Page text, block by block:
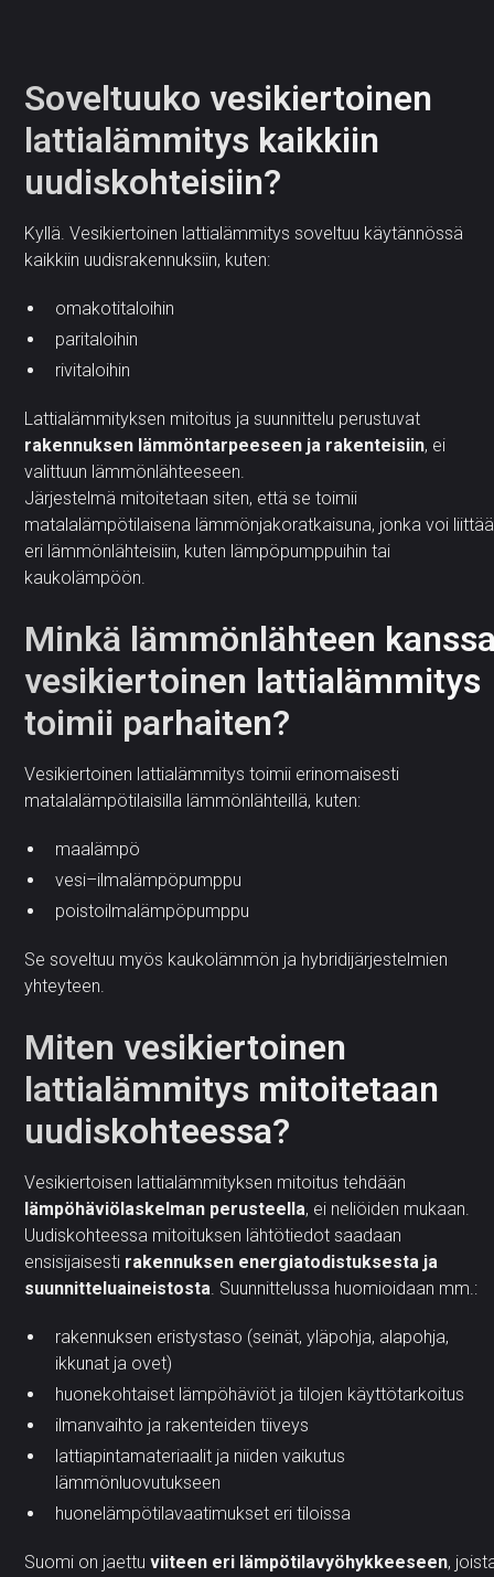
Soveltuuko vesikiertoinen
lattialämmitys kaikkiin
uudiskohteisiin?
Kyllä. Vesikiertoinen lattialämmitys soveltuu käytännössä
kaikkiin uudisrakennuksiin, kuten:
omakotitaloihin
paritaloihin
rivitaloihin
Lattialämmityksen mitoitus ja suunnittelu perustuvat
rakennuksen lämmöntarpeeseen ja rakenteisiin, ei
valittuun lämmönlähteeseen.
Järjestelmä mitoitetaan siten, että se toimii
matalalämpötilaisena lämmönjakoratkaisuna, jonka voi liittää
eri lämmönlähteisiin, kuten lämpöpumppuihin tai
kaukolämpöön.
Minkä lämmönlähteen
vesikiertoinen lattialämmitys
toimii parhaiten?
Vesikiertoinen lattialämmitys toimii erinomaisesti
matalalämpötilaisilla lämmönlähteillä, kuten:
maalämpö
vesi–ilmalämpöpumppu
poistoilmalämpöpumppu
Se soveltuu myös kaukolämmön ja hybridijärjestelmien
yhteyteen.
Miten vesikiertoinen
lattialämmitys mitoitetaan
uudiskohteessa?
Vesikiertoisen lattialämmityksen mitoitus tehdään
lämpöhäviölaskelman perusteella, ei neliöiden mukaan.
Uudiskohteessa mitoituksen lähtötiedot saadaan
ensisijaisesti rakennuksen energiatodistuksesta ja
suunnitteluaineistosta . Suunnittelussa huomioidaan mm.:
rakennuksen eristystaso (seinät, yläpohja, alapohja,
ikkunat ja ovet)
huonekohtaiset lämpöhäviöt ja tilojen käyttötarkoitus
ilmanvaihto ja rakenteiden tiiveys
lattiapintamateriaalit ja niiden vaikutus
lämmönluovutukseen
huonelämpötilavaatimukset eri tiloissa
Suomi on jaettuviiteen eri lämpötilavyöhykkeeseen,